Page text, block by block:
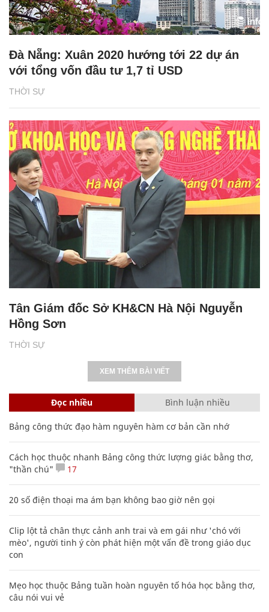
THỜI SỰ
Đà Nẵng: Xuân 2020 hướng tới 22 dự án
với tổng vốn đầu tư 1,7 tỉ USD
THỜI SỰ
Tân Giám đốc Sở KH&CN Hà Nội Nguyễn
Hồng Sơn
XEM THÊM BÀI VIẾT
Đọc nhiều Bình luận nhiều
Bảng công thức đạo hàm nguyên hàm cơ bản cần nhớ
Cách học thuộc nhanh Bảng công thức lượng giác bằng thơ,
"thần chú"
17
20 số điện thoại ma ám bạn không bao giờ nên gọi
Clip lột tả chân thực cảnh anh trai và em gái như 'chó với
mèo', người tinh ý còn phát hiện một vấn đề trong giáo dục
con
Mẹo học thuộc Bảng tuần hoàn nguyên tố hóa học bằng thơ,
câu nói vui vẻ